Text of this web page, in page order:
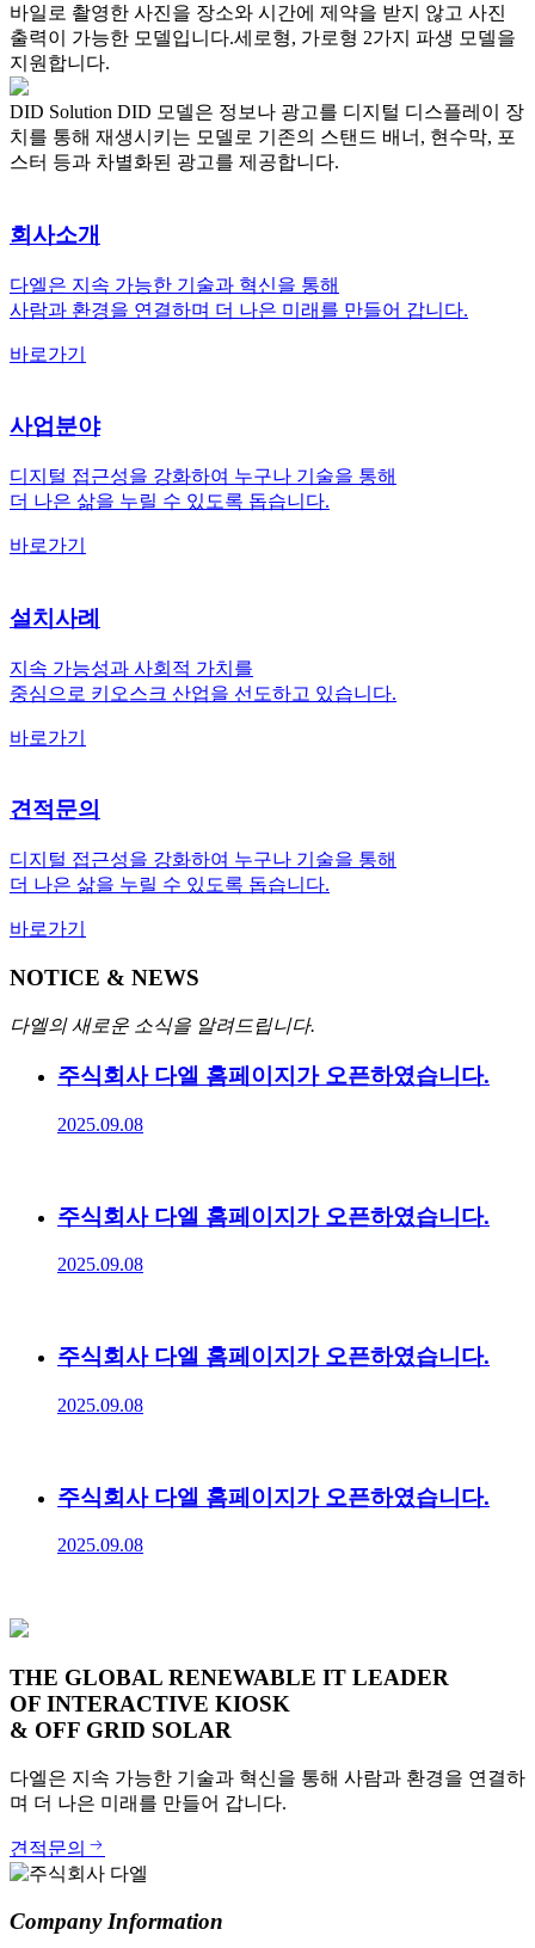
바일로 촬영한 사진을 장소와 시간에 제약을 받지 않고 사진
출력이 가능한 모델입니다.세로형, 가로형 2가지 파생 모델을
지원합니다.
DID Solution DID 모델은 정보나 광고를 디지털 디스플레이 장
치를 통해 재생시키는 모델로 기존의 스탠드 배너, 현수막, 포
스터 등과 차별화된 광고를 제공합니다.
회사소개
다엘은 지속 가능한 기술과 혁신을 통해
사람과 환경을 연결하며 더 나은 미래를 만들어 갑니다.
바로가기
사업분야
디지털 접근성을 강화하여 누구나 기술을 통해
더 나은 삶을 누릴 수 있도록 돕습니다.
바로가기
설치사례
지속 가능성과 사회적 가치를
중심으로 키오스크 산업을 선도하고 있습니다.
바로가기
견적문의
디지털 접근성을 강화하여 누구나 기술을 통해
더 나은 삶을 누릴 수 있도록 돕습니다.
바로가기
NOTICE & NEWS
다엘의 새로운 소식을 알려드립니다.
주식회사 다엘 홈페이지가 오픈하였습니다.
2025.09.08
주식회사 다엘 홈페이지가 오픈하였습니다.
2025.09.08
주식회사 다엘 홈페이지가 오픈하였습니다.
2025.09.08
주식회사 다엘 홈페이지가 오픈하였습니다.
2025.09.08
THE GLOBAL RENEWABLE IT LEADER
OF INTERACTIVE KIOSK
& OFF GRID SOLAR
다엘은 지속 가능한 기술과 혁신을 통해 사람과 환경을 연결하
며 더 나은 미래를 만들어 갑니다.
견적문의
Company Information